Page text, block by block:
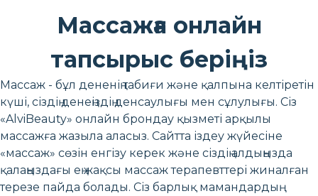
Массажға онлайн
тапсырыс беріңіз
Массаж - бұл дененің табиғи және қалпына келтіретін
күші, сіздің денеңіздің денсаулығы мен сұлулығы. Сіз
«AlviBeauty» онлайн брондау қызметі арқылы
массажға жазыла аласыз. Сайтта іздеу жүйесіне
«массаж» сөзін енгізу керек және сіздің алдыңызда
қалаңыздағы ең жақсы массаж терапевттері жиналған
терезе пайда болады. Сіз барлық мамандардың